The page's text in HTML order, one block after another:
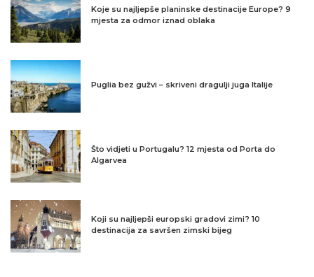
Koje su najljepše planinske destinacije Europe? 9
mjesta za odmor iznad oblaka
Puglia bez gužvi – skriveni dragulji juga Italije
Što vidjeti u Portugalu? 12 mjesta od Porta do
Algarvea
Koji su najljepši europski gradovi zimi? 10
destinacija za savršen zimski bijeg